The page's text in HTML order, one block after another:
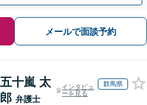
メールで面談予約
五十嵐 太
郎 弁護士
インタビュ
ーを見る
群馬県